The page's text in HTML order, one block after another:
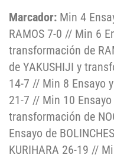
Marcador: Min 4
RAMOS 7-0 // Min 6
transformación de
de YAKUSHIJI y
14-7 // Min 8 Ensayo
21-7 // Min 10 Ensayo
transformación de
Ensayo de
KURIHARA 26-19 //